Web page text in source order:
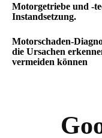
Motorgetriebe und -
Instandsetzung.
Motorschaden-
die Ursachen
vermeiden können